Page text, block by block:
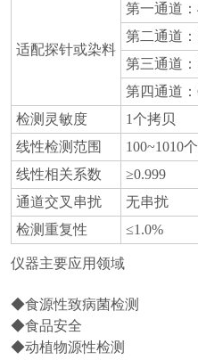
适配探针或染料
第一通道：
第二通道
第三通道：
第四通道
检测灵敏度
1个拷贝
线性检测范围
100~1010
线性相关系数
≥0.999
通道交叉串扰
无串扰
检测重复性
≤1.0%
仪器主要应用领域
◆食源性致病菌检测
◆食品安全
◆动植物源性检测